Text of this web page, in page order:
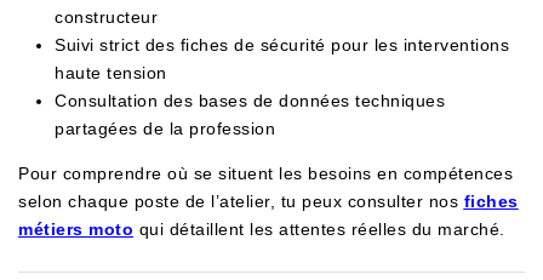
constructeur
Suivi strict des fiches de sécurité pour les interventions
haute tension
Consultation des bases de données techniques
partagées de la profession
Pour comprendre où se situent les besoins en compétences
selon chaque poste de l’atelier, tu peux consulter nos fiches
métiers moto qui détaillent les attentes réelles du marché.